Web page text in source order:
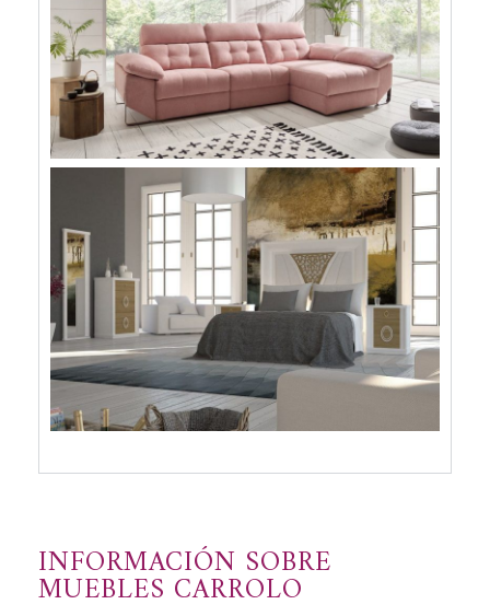
INFORMACIÓN SOBRE
MUEBLES CARROLO